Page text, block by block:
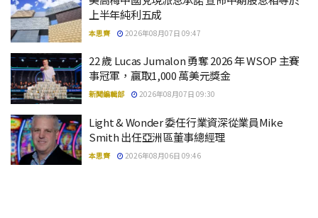
上半年純利五成
本思齊 2026年08月07日 09:47
22 歲 Lucas Jumalon 勇奪 2026 年 WSOP 主賽
事冠軍，贏取1,000 萬美元獎金
新聞編輯部 2026年08月07日 09:30
Light & Wonder 委任行業資深從業員Mike
Smith 出任亞洲區董事總經理
本思齊 2026年08月06日 09:46